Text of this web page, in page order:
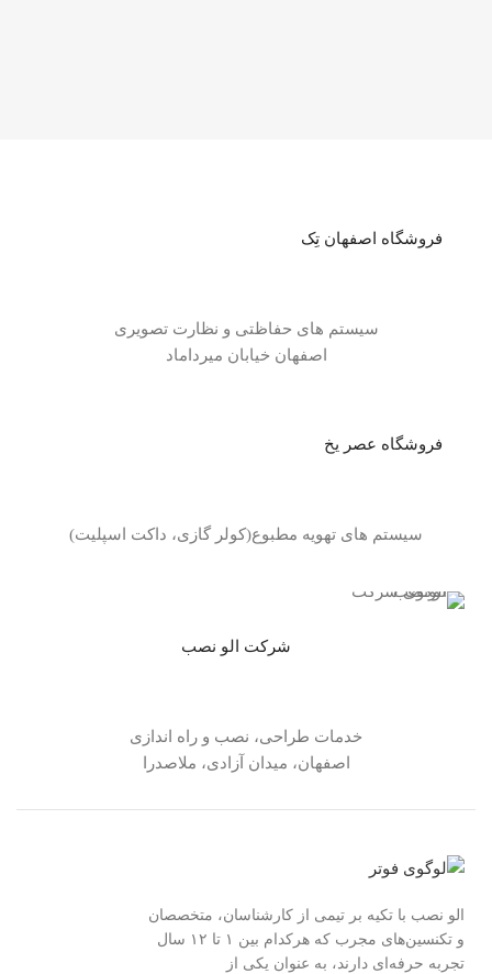
فروشگاه اصفهان تِک
سیستم های حفاظتی و نظارت تصویری
اصفهان خیابان میرداماد
فروشگاه عصر یخ
سیستم های تهویه مطبوع(کولر گازی، داکت اسپلیت)
شرکت الو نصب
خدمات طراحی، نصب و راه اندازی
اصفهان، میدان آزادی، ملاصدرا
الو نصب با تکیه بر تیمی از کارشناسان، متخصصان
و تکنسین‌های مجرب که هرکدام بین ۱ تا ۱۲ سال
تجربه حرفه‌ای دارند، به عنوان یکی از